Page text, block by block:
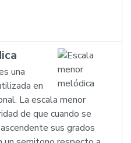
una
en
La escala menor
de que cuando se
sus grados